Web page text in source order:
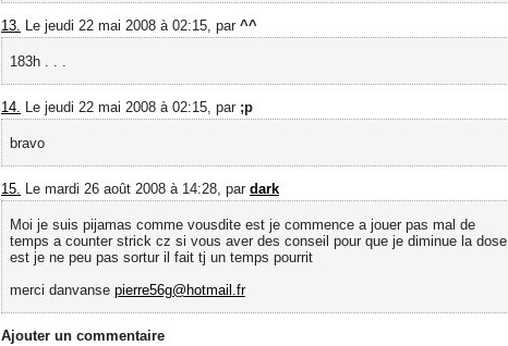
13. Le jeudi 22 mai 2008 à 02:15, par ^^
183h . . .
14. Le jeudi 22 mai 2008 à 02:15, par ;p
bravo
15. Le mardi 26 août 2008 à 14:28, par dark
Moi je suis pijamas comme vousdite est je commence a jouer pas mal de
temps a counter strick cz si vous aver des conseil pour que je diminue la dose
est je ne peu pas sortur il fait tj un temps pourrit
merci danvanse pierre56g@hotmail.fr
Ajouter un commentaire